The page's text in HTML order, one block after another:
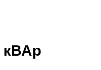
кВАр